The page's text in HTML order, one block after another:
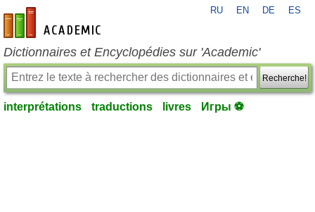
fr-academic.com
RU EN DE ES
Dictionnaires et Encyclopédies sur 'Academic'
Recherche!
interprétations traductions livres Игры ⚽